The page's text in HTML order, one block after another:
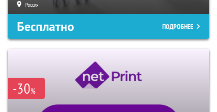
Россия
Бесплатно ПОДРОБНЕЕ
-30%